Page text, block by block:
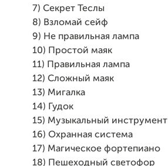
7) Секрет Теслы
8) Взломай сейф
9) Не правильная лампа
10) Простой маяк
11) Правильная лампа
12) Сложный маяк
13) Мигалка
14) Гудок
15) Музыкальный инструмент
16) Охранная система
17) Магическое фортепиано
18) Пешеходный светофор